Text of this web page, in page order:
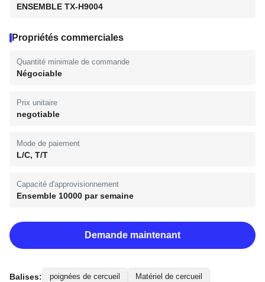
ENSEMBLE TX-H9004
Propriétés commerciales
Quantité minimale de commande
Négociable
Prix unitaire
negotiable
Mode de paiement
L/C, T/T
Capacité d'approvisionnement
Ensemble 10000 par semaine
Demande maintenant
Balises: poignées de cercueil
Matériel de cercueil